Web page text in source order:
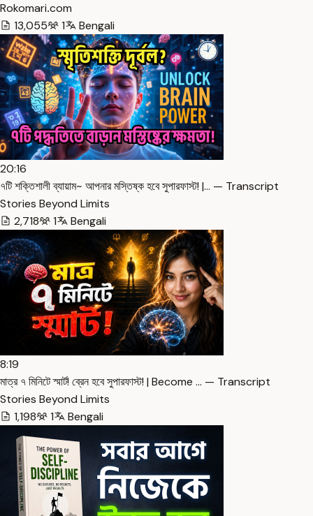
Rokomari․com
13,055
1 Bengali
20:16
৭টি শক্তিশালী ব্যায়াম~ আপনার মস্তিষ্ক হবে সুপারফাস্ট! |… — Transcript
Stories Beyond Limits
2,718
1 Bengali
8:19
মাত্র ৭ মিনিটে স্মার্ট! ব্রেন হবে সুপারফাস্ট! | Become … — Transcript
Stories Beyond Limits
1,198
1 Bengali